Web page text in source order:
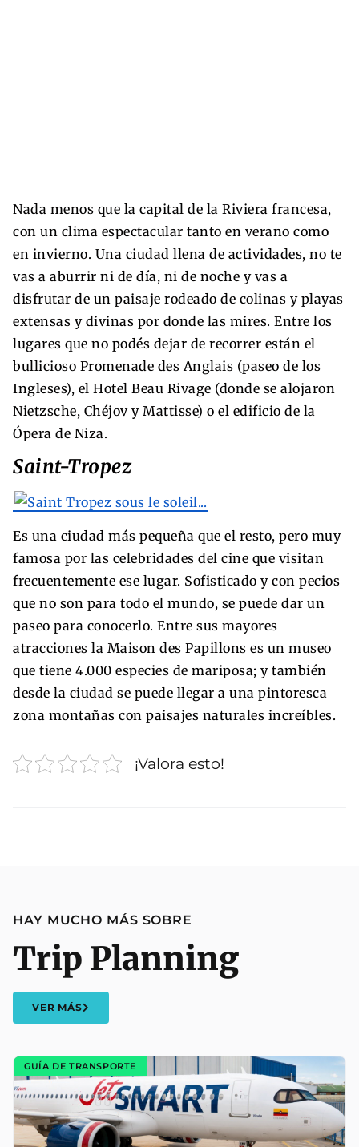
Nada menos que la capital de la Riviera francesa,
con un clima espectacular tanto en verano como
en invierno. Una ciudad llena de actividades, no te
vas a aburrir ni de día, ni de noche y vas a
disfrutar de un paisaje rodeado de colinas y playas
extensas y divinas por donde las mires. Entre los
lugares que no podés dejar de recorrer están el
bullicioso Promenade des Anglais (paseo de los
Ingleses), el Hotel Beau Rivage (donde se alojaron
Nietzsche, Chéjov y Mattisse) o el edificio de la
Ópera de Niza.
Saint-Tropez
Es una ciudad más pequeña que el resto, pero muy
famosa por las celebridades del cine que visitan
frecuentemente ese lugar. Sofisticado y con pecios
que no son para todo el mundo, se puede dar un
paseo para conocerlo. Entre sus mayores
atracciones la Maison des Papillons es un museo
que tiene 4.000 especies de mariposa; y también
desde la ciudad se puede llegar a una pintoresca
zona montañas con paisajes naturales increíbles.
¡Valora esto!
HAY MUCHO MÁS SOBRE
Trip Planning
VER MÁS
GUÍA DE TRANSPORTE